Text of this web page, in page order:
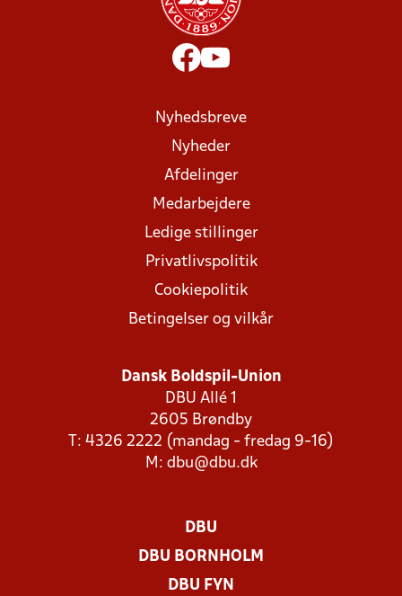
Nyhedsbreve
Nyheder
Afdelinger
Medarbejdere
Ledige stillinger
Privatlivspolitik
Cookiepolitik
Betingelser og vilkår
Dansk Boldspil-Union
DBU Allé 1
2605 Brøndby
T: 4326 2222 (mandag - fredag 9-16)
M: dbu@dbu.dk
DBU
DBU BORNHOLM
DBU FYN